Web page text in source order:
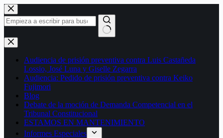
Saltar
al
contenido
Sin
resultados
Audiencia de prisión preventiva contra Luis Castañeda
Lossio, José Luna y Giselle Zegarra
Audiencia: Pedido de prisión preventiva contra Keiko
Fujimori
Blog
Debate de la moción de Demanda Competencial en el
Tribunal Constitucional
ESTAMOS EN MANTENIMIENTO
Informes Especiales